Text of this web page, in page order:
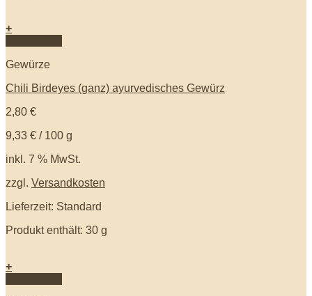
+
Gewürze
Chili Birdeyes (ganz) ayurvedisches Gewürz
2,80 €
9,33 € / 100 g
inkl. 7 % MwSt.
zzgl. Versandkosten
Lieferzeit: Standard
Produkt enthält: 30 g
+